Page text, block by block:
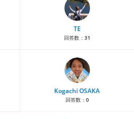
TE
回答数： 31
Kogachi OSAKA
回答数： 0